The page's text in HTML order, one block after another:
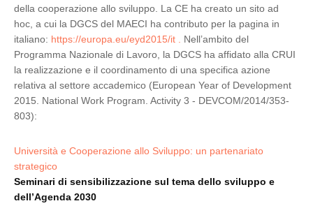
della cooperazione allo sviluppo. La CE ha creato un sito ad
hoc, a cui la DGCS del MAECI ha contributo per la pagina in
italiano: https://europa.eu/eyd2015/it . Nell’ambito del
Programma Nazionale di Lavoro, la DGCS ha affidato alla CRUI
la realizzazione e il coordinamento di una specifica azione
relativa al settore accademico (European Year of Development
2015. National Work Program. Activity 3 - DEVCOM/2014/353-
803):
Università e Cooperazione allo Sviluppo: un partenariato
strategico
Seminari di sensibilizzazione sul tema dello sviluppo e
dell’Agenda 2030